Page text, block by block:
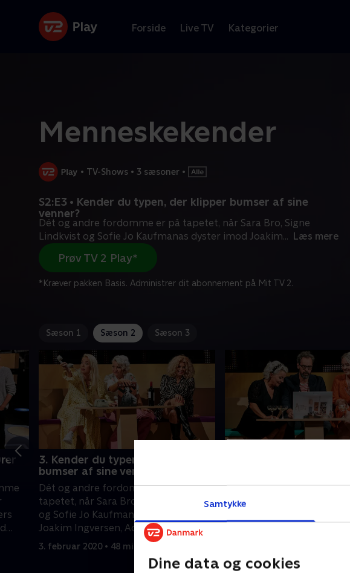
Samtykke
Dine data og cookies
Forside Live TV Kategorier
Menneskekender
• TV-Shows • 3 sæsoner •
S2:E3 • Kender du typen, der klipper bumser af sine
venner?
Dét og andre fordomme er på tapetet, når Sara Bro, Signe
Lindkvist og Sofie Jo Kaufmanas dyster imod Joakim... Læs mere
Prøv TV 2 Play*
*Kræver pakken Basis. Administrer dit abonnement på Mit TV 2.
Sæson 1 Sæson 2 Sæson 3
3. Kender du typen, der klipper
bumser af sine venner?
Dét og andre fordomme er på
tapetet, når Sara Bro, Signe Lindkvist
og Sofie Jo Kaufmanas dyster imod
Joakim Ingversen, Adam Duvå Hall og
Oliver Topgunn.
3. februar 2020 • 48 min
Hvem har smadret sine
væg-til-væg-reol, mens de